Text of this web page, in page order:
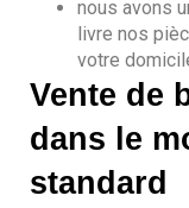
nous avons
livre nos
votre
Vente de
dans le
standard